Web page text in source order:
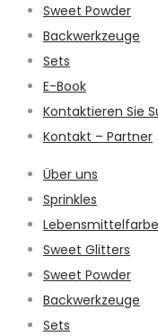
Sweet Powder
Backwerkzeuge
Sets
E-Book
Kontaktieren Sie
Kontakt – Partner
Über uns
Sprinkles
Lebensmittelfarbe
Sweet Glitters
Sweet Powder
Backwerkzeuge
Sets